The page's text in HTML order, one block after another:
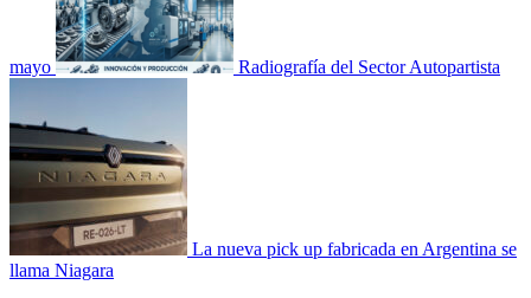
mayo Radiografía del Sector Autopartista
La nueva pick up fabricada en Argentina se
llama Niagara